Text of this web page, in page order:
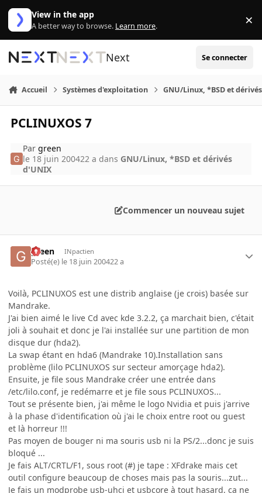
Aller au contenu
View in the app
A better way to browse. Learn more. ×
Next Se connecter
Accueil Systèmes d'exploitation GNU/Linux, *BSD et
PCLINUXOS 7
Pargreen
le 18 juin 200422 a dans GNU/Linux, *BSD et dérivés
d'UNIX
Commencer un nouveau sujet
green INpactien
Posté(e) le 18 juin 200422 a
Voilà, PCLINUXOS est une distrib anglaise (je crois) basée sur
Mandrake.
J'ai bien aimé le live Cd avec kde 3.2.2, ça marchait bien, c'était
joli à souhait et donc je l'ai installée sur une partition de mon
disque dur (hda2).
La swap étant en hda6 (Mandrake 10).Installation sans
problème (lilo PCLINUXOS sur secteur amorçage hda2).
Ensuite, je file sous Mandrake créer une entrée dans
/etc/lilo.conf, je redémarre et je file sous PCLINUXOS...
Tout se présente bien, j'ai même le logo Nvidia et puis j'arrive
à la phase d'identification où j'ai le choix entre root ou guest
et là horreur !!!
Pas moyen de bouger ni ma souris usb ni la PS/2...donc je suis
bloqué ...
Je fais ALT/CRTL/F1, sous root (#) je tape : XFdrake mais cet
outil configure beaucoup de choses mais pas la souris...zut...
Je fais un modprobe usb-uhci et usbcore à tout hasard, ça ne